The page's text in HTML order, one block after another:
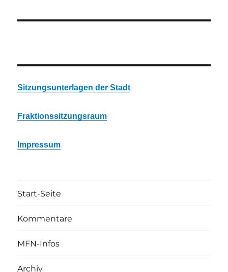
Sitzungsunterlagen der Stadt
Fraktionssitzungsraum
Impressum
Start-Seite
Kommentare
MFN-Infos
Archiv